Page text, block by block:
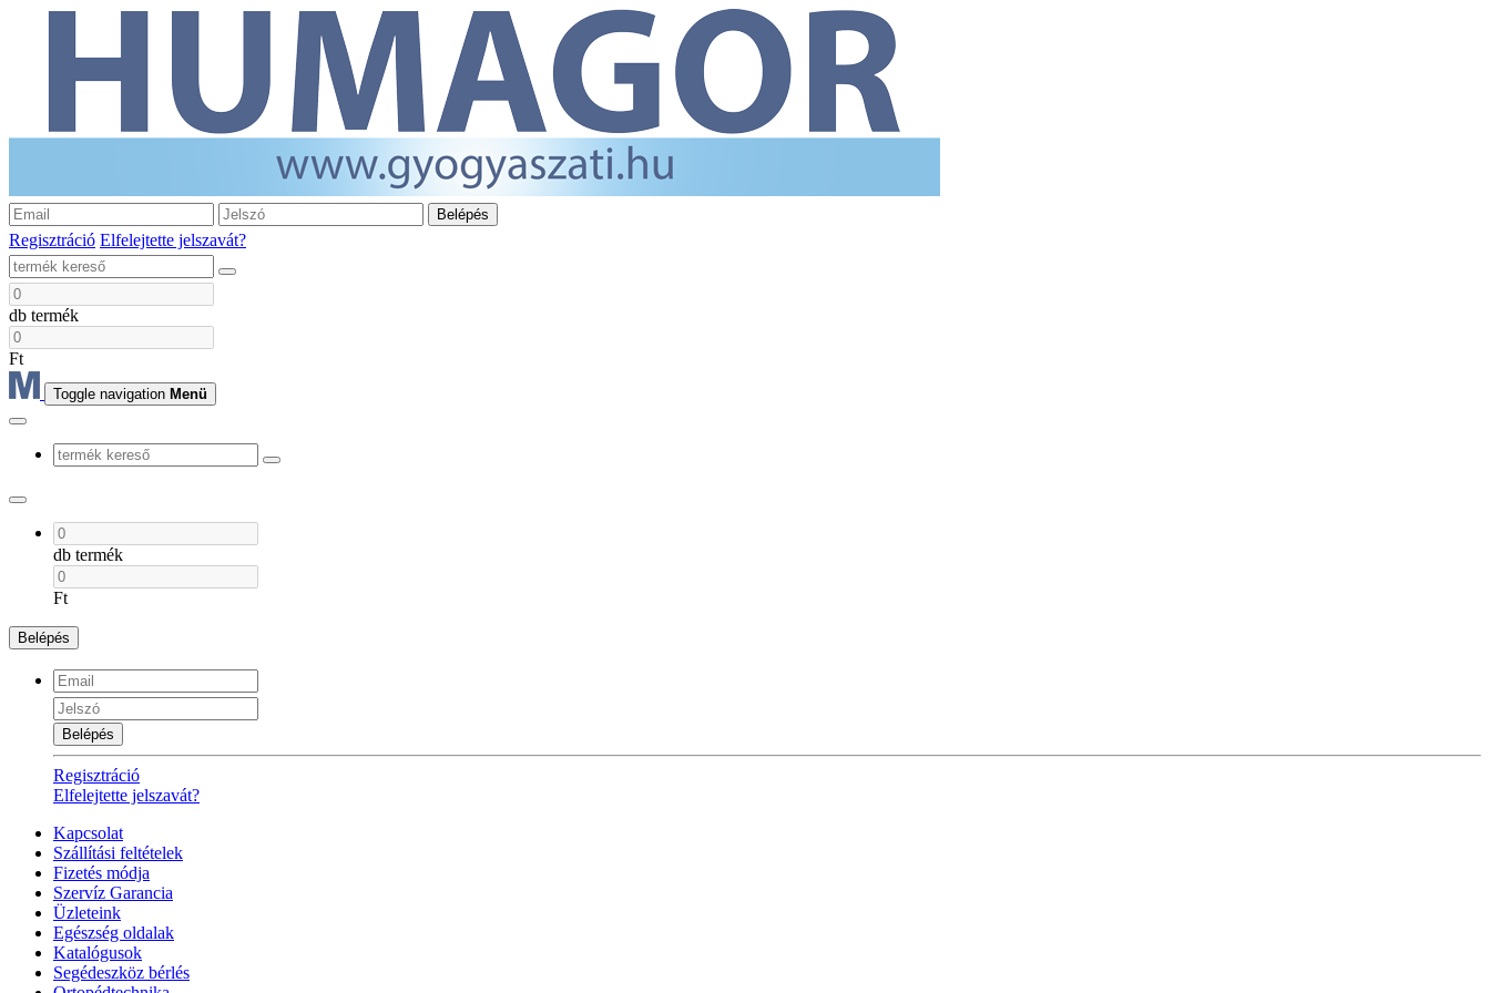
Belépés
Regisztráció Elfelejtette jelszavát?
db termék
Ft
Toggle navigation Menü
db termék
Ft
Belépés
Belépés
Regisztráció
Elfelejtette jelszavát?
Kapcsolat
Szállítási feltételek
Fizetés módja
Szervíz Garancia
Üzleteink
Egészség oldalak
Katalógusok
Segédeszköz bérlés